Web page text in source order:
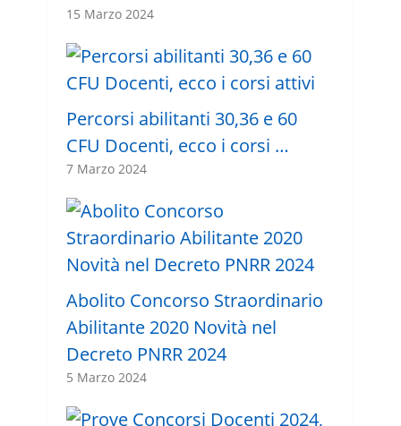
15 Marzo 2024
Percorsi abilitanti 30,36 e 60
CFU Docenti, ecco i corsi …
7 Marzo 2024
Abolito Concorso Straordinario
Abilitante 2020 Novità nel
Decreto PNRR 2024
5 Marzo 2024